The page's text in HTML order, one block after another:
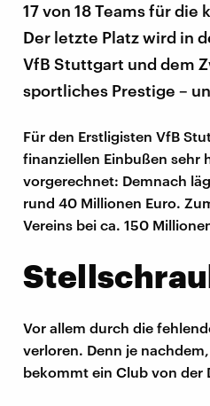
17 von 18 Teams für
Der letzte Platz wird in
VfB Stuttgart und dem
sportliches Prestige –
Für den Erstligisten VfB
finanziellen Einbußen sehr
vorgerechnet: Demnach
rund 40 Millionen Euro.
Vereins bei ca. 150
Vor allem durch die
verloren. Denn je
bekommt ein Club von der